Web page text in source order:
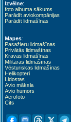
Izvēlne:
foto albuma sākums
Parādīt aviokompānijas
Parādīt lidmašīnas
Mapes:
Pasažieru lidmašīnas
Privātās lidmašīnas
Kravas lidmašīnas
Militārās lidmašīnas
Vēsturiskas lidmašīnas
Helikopteri
Lidostas
Avio māksla
Avio humors
Aerofoto
Cits